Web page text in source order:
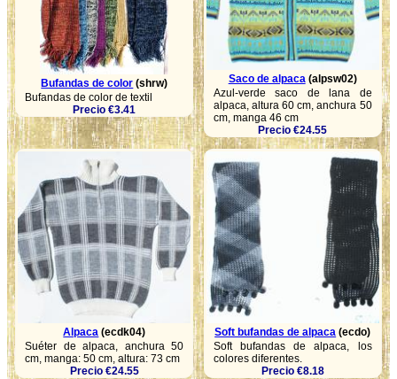
Bufandas de color (shrw)
Bufandas de color de textil
Precio €3.41
Saco de alpaca (alpsw02)
Azul-verde saco de lana de
alpaca, altura 60 cm, anchura 50
cm, manga 46 cm
Precio €24.55
Alpaca (ecdk04)
Suéter de alpaca, anchura 50
cm, manga: 50 cm, altura: 73 cm
Precio €24.55
Soft bufandas de alpaca (ecdo)
Soft bufandas de alpaca, los
colores diferentes.
Precio €8.18